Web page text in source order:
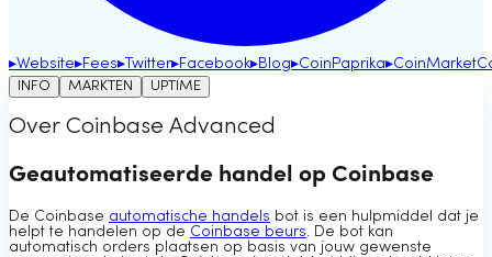
▸Website▸Fees▸ Twitter▸Facebook▸Blog▸CoinPaprika▸
INFO
MARKTEN UPTIME
Over Coinbase Advanced
Geautomatiseerde handel op Coinbase
De Coinbase automatische handels bot is een hulpmiddel dat je
helpt te handelen op de Coinbase beurs. De bot kan
automatisch orders plaatsen op basis van jouw gewenste